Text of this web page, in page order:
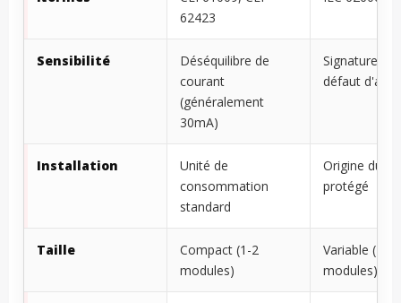
62423
Sensibilité
Déséquilibre de
courant
(généralement
30mA)
Signatures de
défaut d'arc
Installation
Unité de
consommation
standard
Origine du
protégé
Taille
Compact (1-2
modules)
Variable (1-2
modules)